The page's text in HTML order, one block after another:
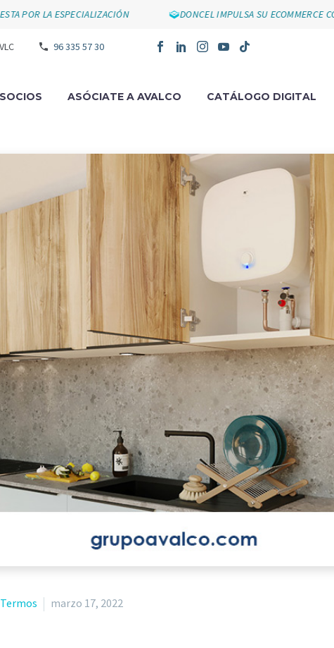
LA ESPECIALIZACIÓN DONCEL IMPULSA SU ECOMMERCE CON SU
96 335 57 30
SOCIOS ASÓCIATE A AVALCO CATÁLOGO DIGITAL
Termos marzo 17, 2022